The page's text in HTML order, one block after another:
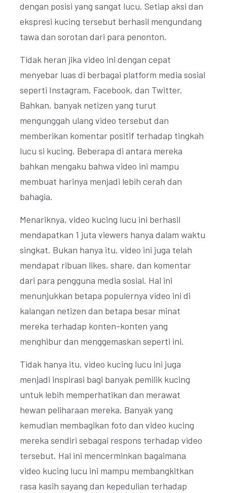
dengan posisi yang sangat lucu. Setiap aksi dan
ekspresi kucing tersebut berhasil mengundang
tawa dan sorotan dari para penonton.
Tidak heran jika video ini dengan cepat
menyebar luas di berbagai platform media sosial
seperti Instagram, Facebook, dan Twitter.
Bahkan, banyak netizen yang turut
mengunggah ulang video tersebut dan
memberikan komentar positif terhadap tingkah
lucu si kucing. Beberapa di antara mereka
bahkan mengaku bahwa video ini mampu
membuat harinya menjadi lebih cerah dan
bahagia.
Menariknya, video kucing lucu ini berhasil
mendapatkan 1 juta viewers hanya dalam waktu
singkat. Bukan hanya itu, video ini juga telah
mendapat ribuan likes, share, dan komentar
dari para pengguna media sosial. Hal ini
menunjukkan betapa populernya video ini di
kalangan netizen dan betapa besar minat
mereka terhadap konten-konten yang
menghibur dan menggemaskan seperti ini.
Tidak hanya itu, video kucing lucu ini juga
menjadi inspirasi bagi banyak pemilik kucing
untuk lebih memperhatikan dan merawat
hewan peliharaan mereka. Banyak yang
kemudian membagikan foto dan video kucing
mereka sendiri sebagai respons terhadap video
tersebut. Hal ini mencerminkan bagaimana
video kucing lucu ini mampu membangkitkan
rasa kasih sayang dan kepedulian terhadap